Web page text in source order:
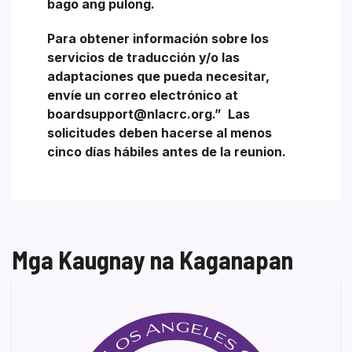
bago ang pulong.
Para obtener información sobre los
servicios de traducción y/o las
adaptaciones que pueda necesitar,
envíe un correo electrónico at
boardsupport@nlacrc.org.” Las
solicitudes deben hacerse al menos
cinco días hábiles antes de la reunion.
Mga Kaugnay na Kaganapan